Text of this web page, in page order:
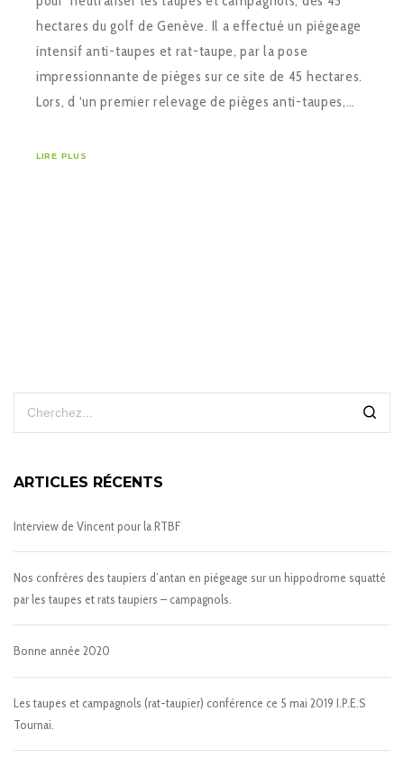
hectares du golf de Genève. Il a effectué un piégeage
intensif anti-taupes et rat-taupe, par la pose
impressionnante de pièges sur ce site de 45 hectares.
Lors, d ‘un premier relevage de pièges anti-taupes,…
LIRE PLUS
ARTICLES RÉCENTS
Interview de Vincent pour la RTBF
Nos confrères des taupiers d’antan en piégeage sur un hippodrome squatté
par les taupes et rats taupiers – campagnols.
Bonne année 2020
Les taupes et campagnols (rat-taupier) conférence ce 5 mai 2019 I.P.E.S
Tournai.